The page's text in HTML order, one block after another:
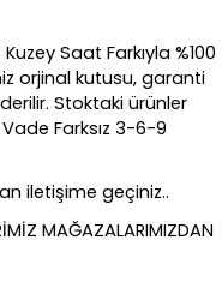
Saat Farkıyla %100
orjinal kutusu, garanti
Stoktaki ürünler
Farksız 3-6-9
iletişime geçiniz..
MAĞAZALARIMIZDAN